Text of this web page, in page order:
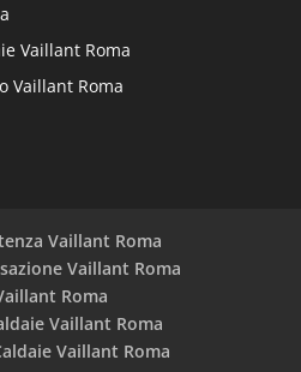
Vaillant Roma
Vaillant Roma
Vaillant Roma
Vaillant Roma
Roma
Vaillant Roma
Vaillant Roma